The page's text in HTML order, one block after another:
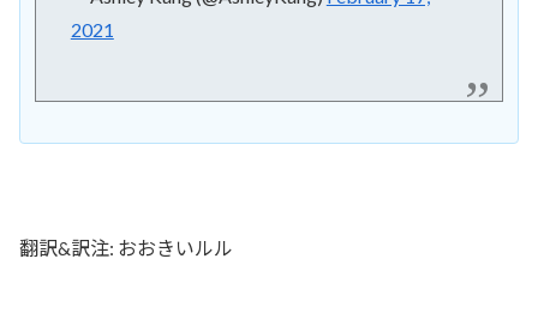
2021
翻訳&訳注: おおきいルル